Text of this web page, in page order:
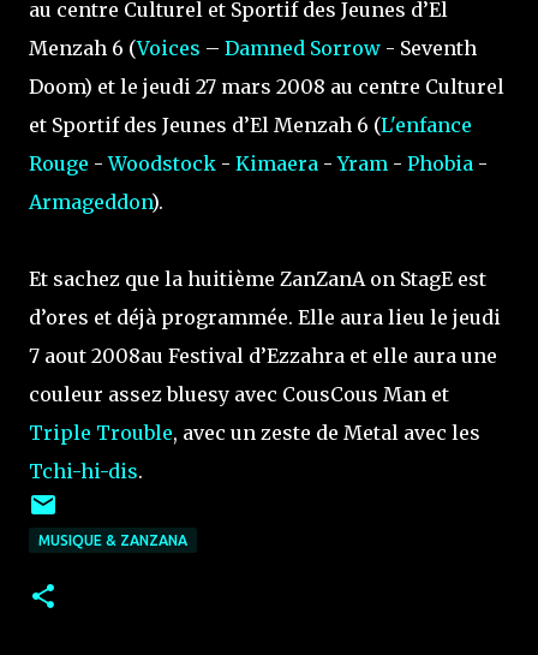
au centre Culturel et Sportif des Jeunes d’El
Menzah 6 (Voices – Damned Sorrow - Seventh
Doom) et le jeudi 27 mars 2008 au centre Culturel
et Sportif des Jeunes d’El Menzah 6 (L'enfance
Rouge -Woodstock - Kimaera -Yram - Phobia -
Armageddon).
Et sachez que la huitième ZanZanA on StagE est
d’ores et déjà programmée. Elle aura lieu le jeudi
7 aout 2008au Festival d’Ezzahra et elle aura une
couleur assez bluesy avec CousCous Man et
Triple Trouble, avec un zeste de Metal avec les
Tchi-hi-dis.
MUSIQUE & ZANZANA